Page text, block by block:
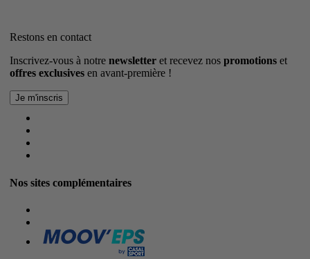
Restons en contact
Inscrivez-vous à notre newsletter et recevez nos promotions et
offres exclusives en avant-première !
Nos sites complémentaires